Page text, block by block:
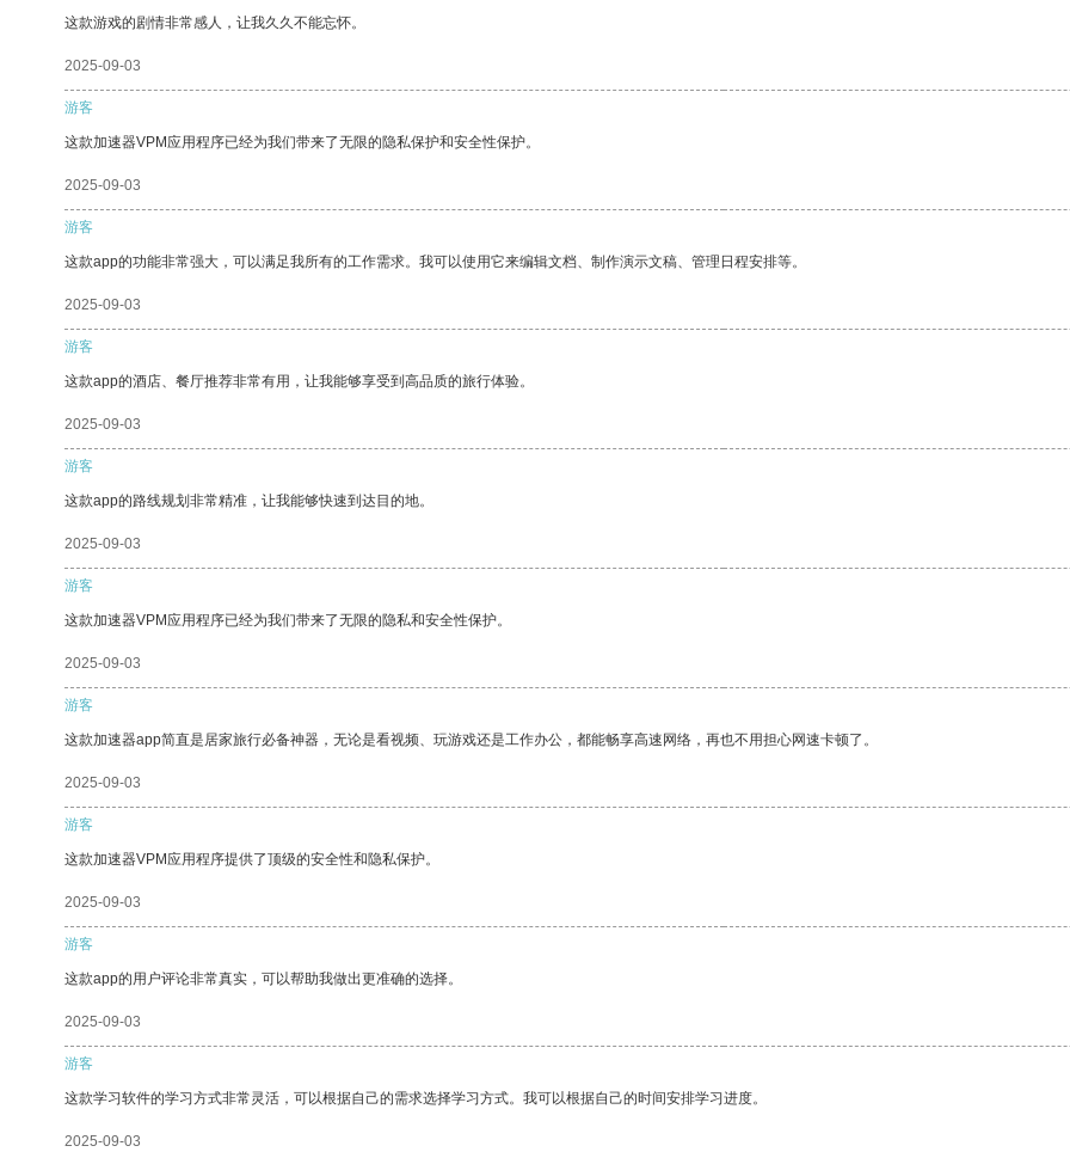
这款游戏的剧情非常感人，让我久久不能忘怀。
2025-09-03
游客
这款加速器VPM应用程序已经为我们带来了无限的隐私保护和安全性保护。
2025-09-03
游客
这款app的功能非常强大，可以满足我所有的工作需求。我可以使用它来编辑文档、制作演示文稿、管理日程安排等。
2025-09-03
游客
这款app的酒店、餐厅推荐非常有用，让我能够享受到高品质的旅行体验。
2025-09-03
游客
这款app的路线规划非常精准，让我能够快速到达目的地。
2025-09-03
游客
这款加速器VPM应用程序已经为我们带来了无限的隐私和安全性保护。
2025-09-03
游客
这款加速器app简直是居家旅行必备神器，无论是看视频、玩游戏还是工作办公，都能畅享高速网络，再也不用担心网速卡顿了。
2025-09-03
游客
这款加速器VPM应用程序提供了顶级的安全性和隐私保护。
2025-09-03
游客
这款app的用户评论非常真实，可以帮助我做出更准确的选择。
2025-09-03
游客
这款学习软件的学习方式非常灵活，可以根据自己的需求选择学习方式。我可以根据自己的时间安排学习进度。
2025-09-03